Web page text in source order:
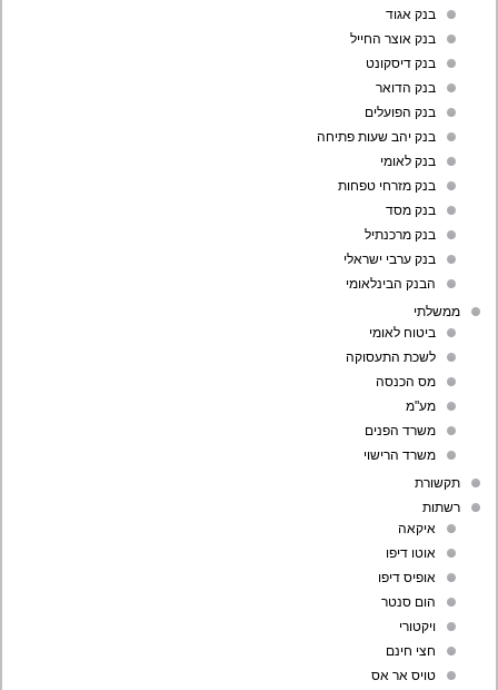
בנק אגוד
בנק אוצר החייל
בנק דיסקונט
בנק הדואר
בנק הפועלים
בנק יהב שעות פתיחה
בנק לאומי
בנק מזרחי טפחות
בנק מסד
בנק מרכנתיל
בנק ערבי ישראלי
הבנק הבינלאומי
ממשלתי
ביטוח לאומי
לשכת התעסוקה
מס הכנסה
מע"מ
משרד הפנים
משרד הרישוי
תקשורת
רשתות
איקאה
אוטו דיפו
אופיס דיפו
הום סנטר
ויקטורי
חצי חינם
טויס אר אס